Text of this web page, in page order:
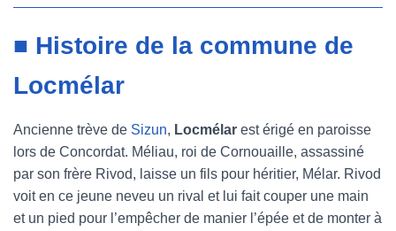
■ Histoire de la commune de
Locmélar
Ancienne trève de Sizun, Locmélar est érigé en paroisse
lors de Concordat. Méliau, roi de Cornouaille, assassiné
par son frère Rivod, laisse un fils pour héritier, Mélar. Rivod
voit en ce jeune neveu un rival et lui fait couper une main
et un pied pour l’empêcher de manier l’épée et de monter à